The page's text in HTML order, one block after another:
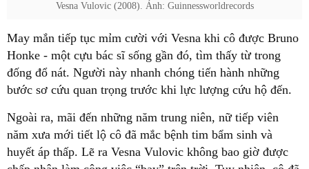
Vesna Vulovic (2008). Ảnh: Guinnessworldrecords
May mắn tiếp tục mỉm cười với Vesna khi cô được Bruno
Honke - một cựu bác sĩ sống gần đó, tìm thấy từ trong
đống đổ nát. Người này nhanh chóng tiến hành những
bước sơ cứu quan trọng trước khi lực lượng cứu hộ đến.
Ngoài ra, mãi đến những năm trung niên, nữ tiếp viên
năm xưa mới tiết lộ cô đã mắc bệnh tim bẩm sinh và
huyết áp thấp. Lẽ ra Vesna Vulovic không bao giờ được